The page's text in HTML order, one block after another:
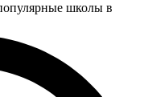
школы в